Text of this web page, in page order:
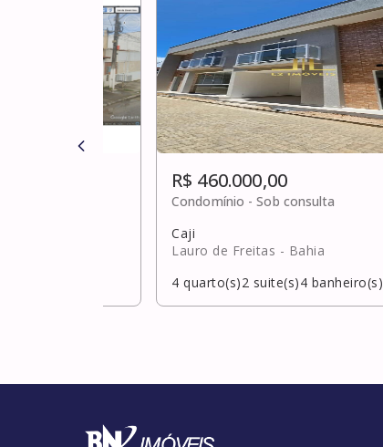
R$ 460.000,00
Condomínio -Sob consulta
Caji
Lauro de Freitas - Bahia
4 quarto(s)2 suite(s)4 banheiro(s)